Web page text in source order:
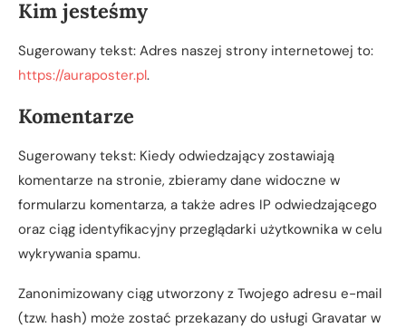
Kim jesteśmy
Sugerowany tekst: Adres naszej strony internetowej to:
https://auraposter.pl.
Komentarze
Sugerowany tekst: Kiedy odwiedzający zostawiają
komentarze na stronie, zbieramy dane widoczne w
formularzu komentarza, a także adres IP odwiedzającego
oraz ciąg identyfikacyjny przeglądarki użytkownika w celu
wykrywania spamu.
Zanonimizowany ciąg utworzony z Twojego adresu e-mail
(tzw. hash) może zostać przekazany do usługi Gravatar w